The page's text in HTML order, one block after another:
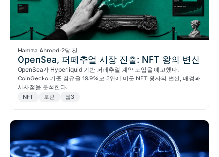
Hamza Ahmed·2달 전
OpenSea, 퍼페추얼 시장 진출: NFT 왕의 변신
OpenSea가 Hyperliquid 기반 퍼페추얼 계약 도입을 예고했다.
CoinGecko 기준 점유율 19.9%로 3위에 머문 NFT 왕자의 변신, 배경과
시사점을 분석한다.
NFT 토큰 웹3